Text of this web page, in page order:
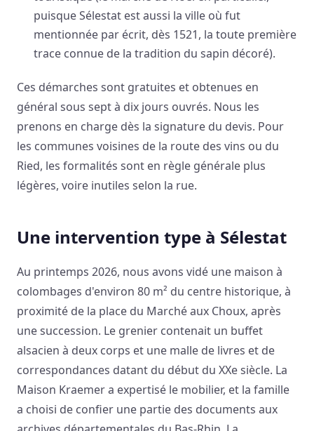
puisque Sélestat est aussi la ville où fut
mentionnée par écrit, dès 1521, la toute première
trace connue de la tradition du sapin décoré).
Ces démarches sont gratuites et obtenues en
général sous sept à dix jours ouvrés. Nous les
prenons en charge dès la signature du devis. Pour
les communes voisines de la route des vins ou du
Ried, les formalités sont en règle générale plus
légères, voire inutiles selon la rue.
Une intervention type à Sélestat
Au printemps 2026, nous avons vidé une maison à
colombages d'environ 80 m² du centre historique, à
proximité de la place du Marché aux Choux, après
une succession. Le grenier contenait un buffet
alsacien à deux corps et une malle de livres et de
correspondances datant du début du XXe siècle. La
Maison Kraemer a expertisé le mobilier, et la famille
a choisi de confier une partie des documents aux